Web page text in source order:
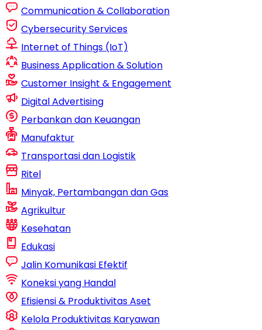
Communication & Collaboration
Cybersecurity Services
Internet of Things (IoT)
Business Application & Solution
Customer Insight & Engagement
Digital Advertising
Perbankan dan Keuangan
Manufaktur
Transportasi dan Logistik
Ritel
Minyak, Pertambangan dan Gas
Agrikultur
Kesehatan
Edukasi
Jalin Komunikasi Efektif
Koneksi yang Handal
Efisiensi & Produktivitas Aset
Kelola Produktivitas Karyawan